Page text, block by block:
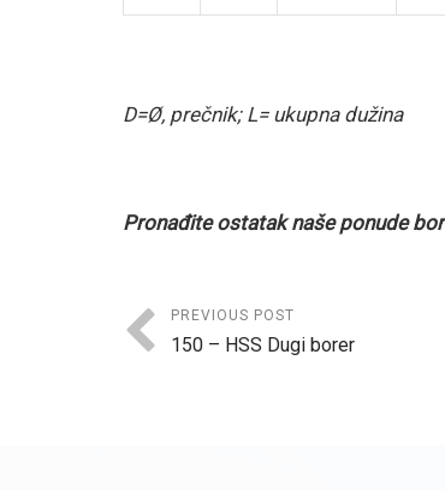
D=Ø, prečnik; L= ukupna dužina
Pronađite ostatak naše ponude
PREVIOUS POST
150 – HSS Dugi borer